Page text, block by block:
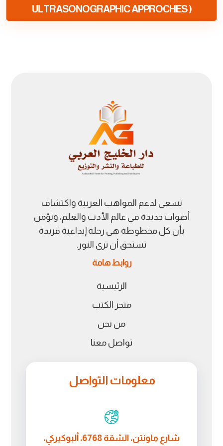
ULTRASONOGRAPHIC APPROCHES )
Add to Wishlist
نسعى لدعم المواهب العربية واكتشاف
أصوات جديدة في عالم الأدب والعلم، ونؤمن
بأن كل مخطوطة هي رحلة إبداعية فريدة
تستحق أن ترى النور.
روابط هامة
الرئيسية
متجر الكتب
من نحن
تواصل معنا
معلومات التواصل
شارع ماونتن، الشقة 6768، ألبوكيركي،